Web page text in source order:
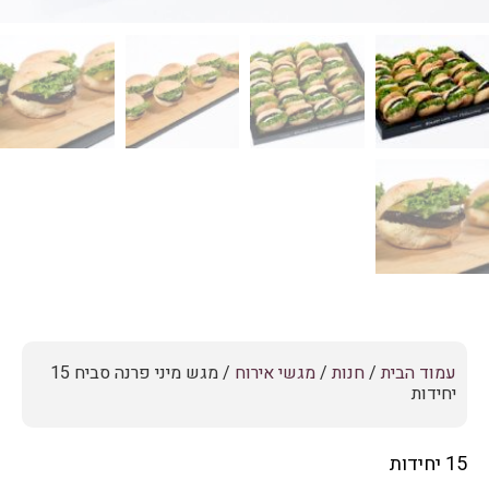
עמוד הבית/חנות/מגשי אירוח / מגש מיני פרנה סביח 15
יחידות
15 יחידות